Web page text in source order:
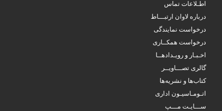
اطـلاعات تماس
درباره لاوان ارتبـــاط
درخواست نمایندگی
درخواست همکــاری
اخـبـار و رویـدادهــا
گالری تصـــاویــر
کتاب‌ها و نشریه‌ها
اتـومـاسیـون اداری
ســـایـت مـــپ